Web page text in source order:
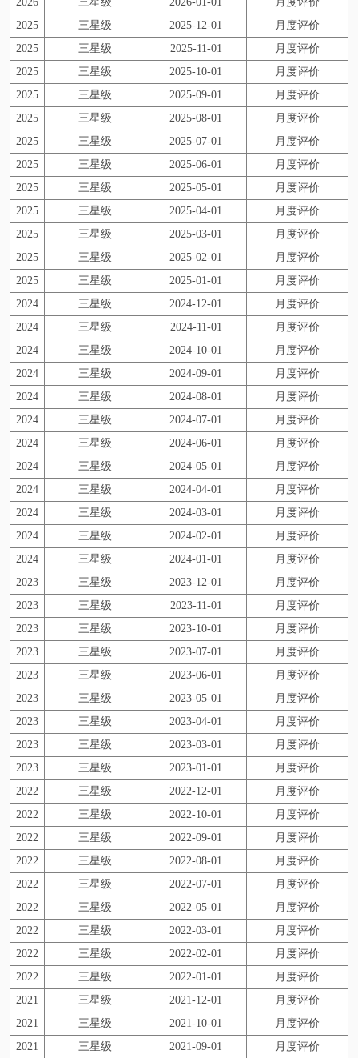
2025
三星级 2025-12-01
月度评价
2025
三星级 2025-11-01
月度评价
2025
三星级 2025-10-01
月度评价
2025
三星级 2025-09-01
月度评价
2025
三星级 2025-08-01
月度评价
2025
三星级 2025-07-01
月度评价
2025
三星级 2025-06-01
月度评价
2025
三星级 2025-05-01
月度评价
2025
三星级 2025-04-01
月度评价
2025
三星级 2025-03-01
月度评价
2025
三星级 2025-02-01
月度评价
2025
三星级 2025-01-01
月度评价
2024
三星级 2024-12-01
月度评价
2024
三星级 2024-11-01
月度评价
2024
三星级 2024-10-01
月度评价
2024
三星级 2024-09-01
月度评价
2024
三星级 2024-08-01
月度评价
2024
三星级 2024-07-01
月度评价
2024
三星级 2024-06-01
月度评价
2024
三星级 2024-05-01
月度评价
2024
三星级 2024-04-01
月度评价
2024
三星级 2024-03-01
月度评价
2024
三星级 2024-02-01
月度评价
2024
三星级 2024-01-01
月度评价
2023
三星级 2023-12-01
月度评价
2023
三星级 2023-11-01
月度评价
2023
三星级 2023-10-01
月度评价
2023
三星级 2023-07-01
月度评价
2023
三星级 2023-06-01
月度评价
2023
三星级 2023-05-01
月度评价
2023
三星级 2023-04-01
月度评价
2023
三星级 2023-03-01
月度评价
2023
三星级 2023-01-01
月度评价
2022
三星级 2022-12-01
月度评价
2022
三星级 2022-10-01
月度评价
2022
三星级 2022-09-01
月度评价
2022
三星级 2022-08-01
月度评价
2022
三星级 2022-07-01
月度评价
2022
三星级 2022-05-01
月度评价
2022
三星级 2022-03-01
月度评价
2022
三星级 2022-02-01
月度评价
2022
三星级 2022-01-01
月度评价
2021
三星级 2021-12-01
月度评价
2021
三星级 2021-10-01
月度评价
2021
三星级 2021-09-01
月度评价